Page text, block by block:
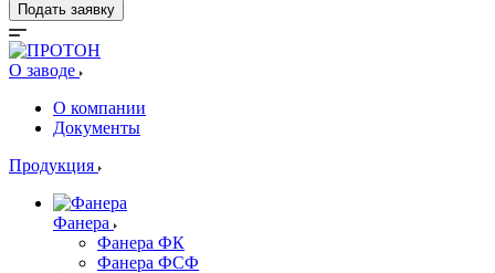
Подать заявку
О заводе
О компании
Документы
Продукция
Фанера
Фанера ФК
Фанера ФСФ